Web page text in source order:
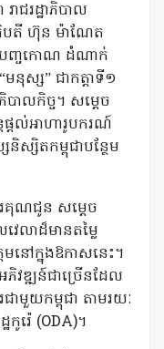
ាជរដ្ឋាភិបាល
បតី ហ៊ុន ម៉ាណែត
បញ្ចកោណ ដំណាក់
ស្ស” ជាកត្តាទី១
ាលកិច្ច។ សម្តេច
ផ្តល់អាហារូបករណ៍
សិតកម្ពុជាបន្ថែម
គុណជូន សម្តេច
លាដ៏មានតម្លៃ
នៅក្នុងឱកាសនេះ។
វឌ្ឍន៍ជាច្រើនដែល
ាមួយកម្ពុជា តាមរយៈ
កូរ៉េ (ODA)។